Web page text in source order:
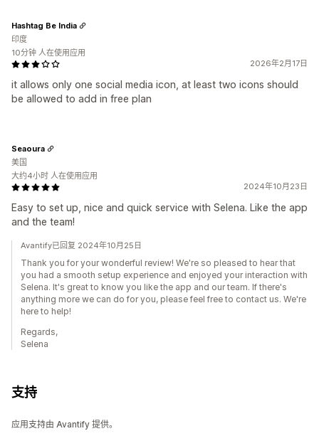
2026年2月17日
it allows only one social media icon, at least two icons should
be allowed to add in free plan
Hashtag Be India
印度
10分钟 人在使用应用
2024年10月23日
Easy to set up, nice and quick service with Selena. Like the app
and the team!
Seaoura
美国
大约4小时 人在使用应用
Avantify已回复 2024年10月25日
Thank you for your wonderful review! We're so pleased to hear that
you had a smooth setup experience and enjoyed your interaction with
Selena. It's great to know you like the app and our team. If there's
anything more we can do for you, please feel free to contact us. We're
here to help!
Regards,
Selena
支持
应用支持由 Avantify 提供。